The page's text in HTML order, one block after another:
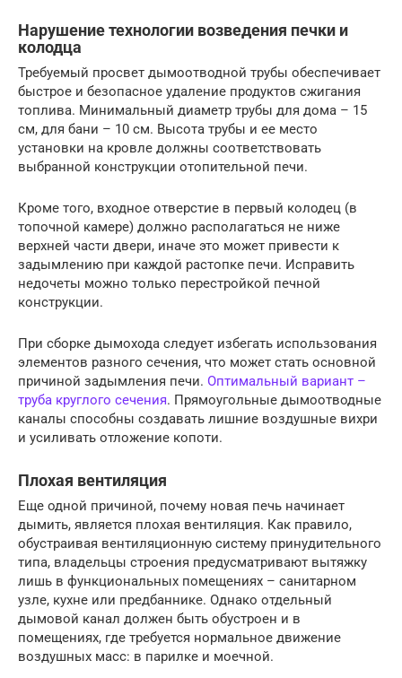
Нарушение технологии возведения печки и
колодца
Требуемый просвет дымоотводной трубы обеспечивает
быстрое и безопасное удаление продуктов сжигания
топлива. Минимальный диаметр трубы для дома – 15
см, для бани – 10 см. Высота трубы и ее место
установки на кровле должны соответствовать
выбранной конструкции отопительной печи.
Кроме того, входное отверстие в первый колодец (в
топочной камере) должно располагаться не ниже
верхней части двери, иначе это может привести к
задымлению при каждой растопке печи. Исправить
недочеты можно только перестройкой печной
конструкции.
При сборке дымохода следует избегать использования
элементов разного сечения, что может стать основной
причиной задымления печи. Оптимальный вариант –
труба круглого сечения. Прямоугольные дымоотводные
каналы способны создавать лишние воздушные вихри
и усиливать отложение копоти.
Плохая вентиляция
Еще одной причиной, почему новая печь начинает
дымить, является плохая вентиляция. Как правило,
обустраивая вентиляционную систему принудительного
типа, владельцы строения предусматривают вытяжку
лишь в функциональных помещениях – санитарном
узле, кухне или предбаннике. Однако отдельный
дымовой канал должен быть обустроен и в
помещениях, где требуется нормальное движение
воздушных масс: в парилке и моечной.